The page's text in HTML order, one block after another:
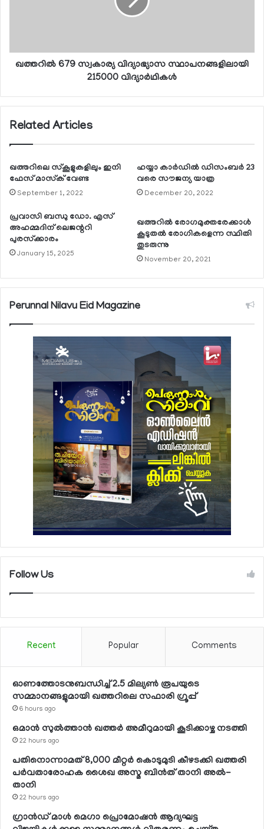
ഖത്തറില്‍ 679 സ്വകാര്യ വിദ്യാഭ്യാസ സ്ഥാപനങ്ങളിലായി
215000 വിദ്യാര്‍ഥികള്‍
Related Articles
ഖത്തറിലെ സ്‌കൂളുകളിലും ഇനി
ഫേസ് മാസ്‌ക് വേണ്ട
September 1, 2022
ഹയ്യാ കാര്‍ഡില്‍ ഡിസംബര്‍ 23
വരെ സൗജന്യ യാത്ര
December 20, 2022
പ്രവാസി ബന്ധു ഡോ. എസ്
അഹമ്മദിന് ലെജന്ററി
പുരസ്‌ക്കാരം
January 15, 2025
ഖത്തറില്‍ രോഗമുക്തരേക്കാള്‍
കൂടുതല്‍ രോഗികളെന്ന സ്ഥിതി
തുടരുന്നു
November 20, 2021
Perunnal Nilavu Eid Magazine
Follow Us
Recent Popular Comments
ഓണത്തോടനുബന്ധിച്ച് 2.5 മില്യണ്‍ രൂപയുടെ
സമ്മാനങ്ങളുമായി ഖത്തറിലെ സഫാരി ഗ്രൂപ്പ്
6 hours ago
ഒമാന്‍ സുല്‍ത്താന്‍ ഖത്തര്‍ അമീറുമായി കൂടിക്കാഴ്ച നടത്തി
22 hours ago
പതിനൊന്നാമത് 8,000 മീറ്റര്‍ കൊടുമുടി കീഴടക്കി ഖത്തരി
പര്‍വതാരോഹക ശൈഖ അസ്മ ബിന്‍ത് താനി അല്‍-
താനി
22 hours ago
ഗ്രാന്‍ഡ് മാള്‍ മെഗാ പ്രൊമോഷന്‍ ആദ്യഘട്ട